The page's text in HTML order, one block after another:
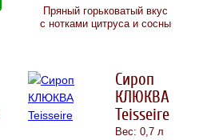
Пряный горьковатый вкус
с нотками цитруса и сосны
Сироп
КЛЮКВА
Teisseire
Вес: 0,7 л